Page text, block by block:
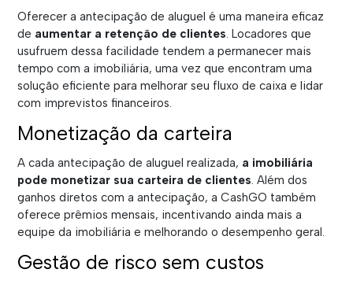
Oferecer a antecipação de aluguel é uma maneira eficaz
de aumentar a retenção de clientes. Locadores que
usufruem dessa facilidade tendem a permanecer mais
tempo com a imobiliária, uma vez que encontram uma
solução eficiente para melhorar seu fluxo de caixa e lidar
com imprevistos financeiros.
Monetização da carteira
A cada antecipação de aluguel realizada, a imobiliária
pode monetizar sua carteira de clientes. Além dos
ganhos diretos com a antecipação, a CashGO também
oferece prêmios mensais, incentivando ainda mais a
equipe da imobiliária e melhorando o desempenho geral.
Gestão de risco sem custos